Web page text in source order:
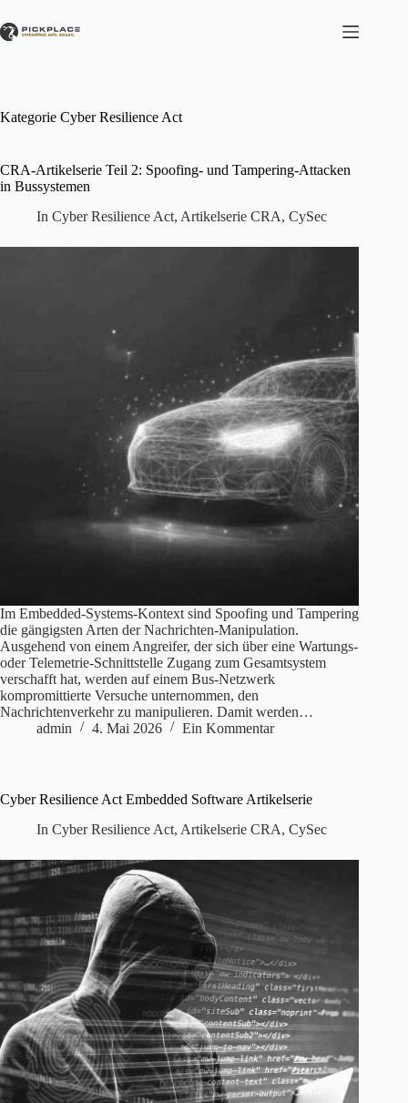
Inhalt
springen
Kategorie Cyber Resilience Act
CRA-Artikelserie Teil 2: Spoofing- und Tampering-Attacken
in Bussystemen
In Cyber Resilience Act, Artikelserie CRA,CySec
Im Embedded-Systems-Kontext sind Spoofing und Tampering
die gängigsten Arten der Nachrichten-Manipulation.
Ausgehend von einem Angreifer, der sich über eine Wartungs-
oder Telemetrie-Schnittstelle Zugang zum Gesamtsystem
verschafft hat, werden auf einem Bus-Netzwerk
kompromittierte Versuche unternommen, den
Nachrichtenverkehr zu manipulieren. Damit werden…
admin
4. Mai 2026 Ein Kommentar
Cyber Resilience Act Embedded Software Artikelserie
In Cyber Resilience Act, Artikelserie CRA,CySec